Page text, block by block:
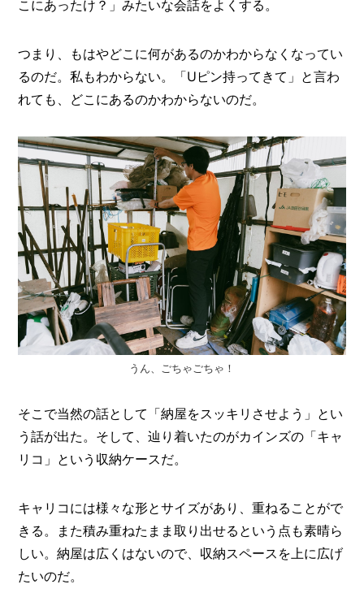
こにあったけ？」みたいな会話をよくする。
つまり、もはやどこに何があるのかわからなくなってい
るのだ。私もわからない。「Uピン持ってきて」と言わ
れても、どこにあるのかわからないのだ。
うん、ごちゃごちゃ！
そこで当然の話として「納屋をスッキリさせよう」とい
う話が出た。そして、辿り着いたのがカインズの「キャ
リコ」という収納ケースだ。
キャリコには様々な形とサイズがあり、重ねることがで
きる。また積み重ねたまま取り出せるという点も素晴ら
しい。納屋は広くはないので、収納スペースを上に広げ
たいのだ。